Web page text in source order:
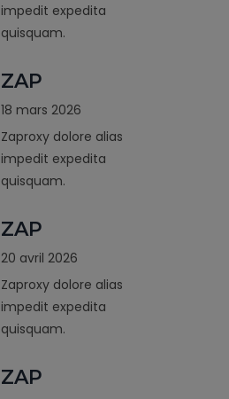
impedit expedita
quisquam.
ZAP
18 mars 2026
Zaproxy dolore alias
impedit expedita
quisquam.
ZAP
20 avril 2026
Zaproxy dolore alias
impedit expedita
quisquam.
ZAP